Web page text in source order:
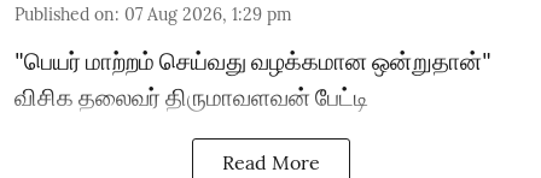
Published on: 07 Aug 2026, 1:29 pm
"பெயர் மாற்றம் செய்வது வழக்கமான ஒன்றுதான்"
விசிக தலைவர் திருமாவளவன் பேட்டி
Read More